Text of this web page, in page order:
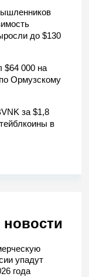
до $130
$64 000 на
Ормузскому
за $1,8
в
упадут
года